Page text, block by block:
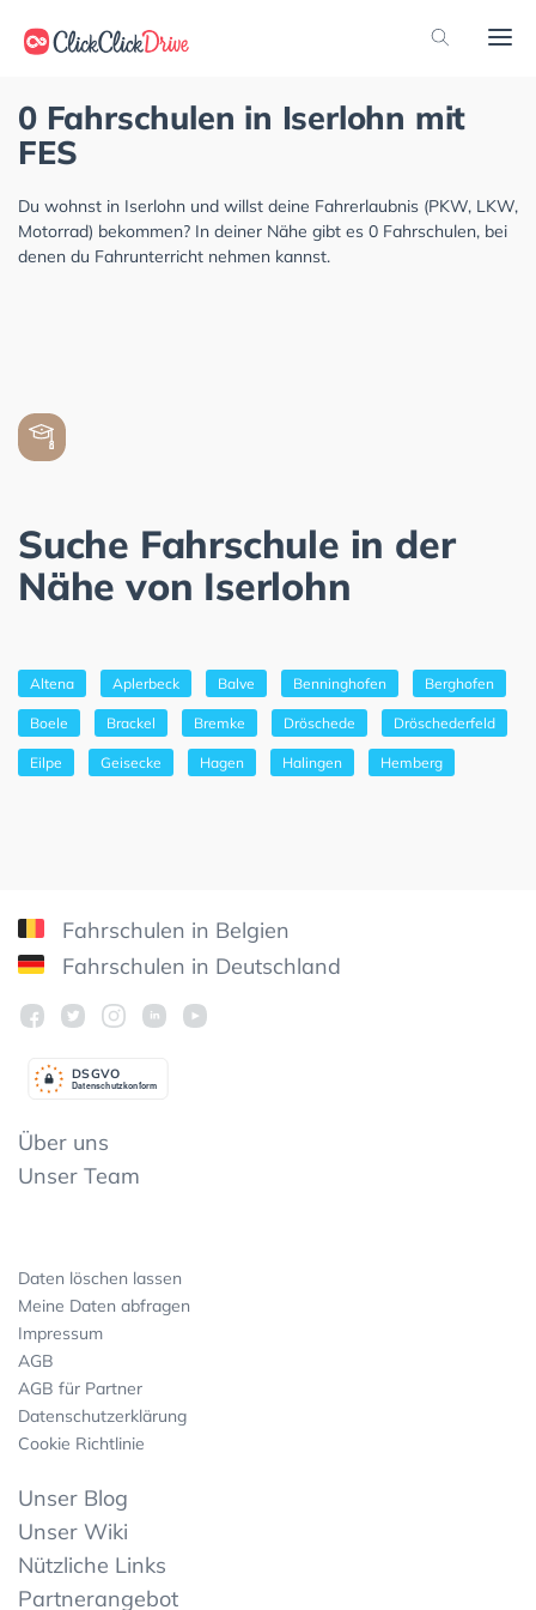
0 Fahrschulen in Iserlohn mit
FES
Du wohnst in Iserlohn und willst deine Fahrerlaubnis (PKW, LKW,
Motorrad) bekommen? In deiner Nähe gibt es 0 Fahrschulen, bei
denen du Fahrunterricht nehmen kannst.
Suche Fahrschule in der
Nähe von Iserlohn
Altena Aplerbeck Balve Benninghofen Berghofen
Boele Brackel Bremke Dröschede Dröschederfeld
Eilpe Geisecke Hagen Halingen Hemberg
Fahrschulen in Belgien
Fahrschulen in Deutschland
Datenschutzkonform
DSGVO
Über uns
Unser Team
Daten löschen lassen
Meine Daten abfragen
Impressum
AGB
AGB für Partner
Datenschutzerklärung
Cookie Richtlinie
Unser Blog
Unser Wiki
Nützliche Links
Partnerangebot